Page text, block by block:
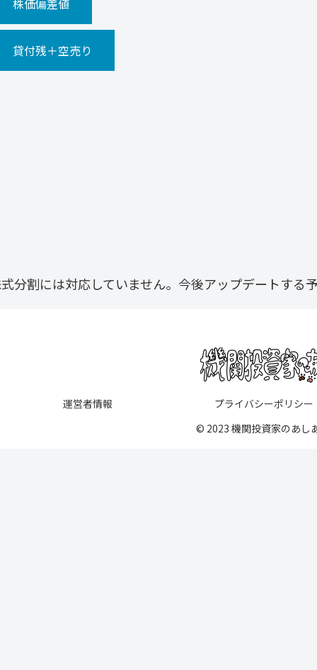
株価偏差値
貸付残＋空売り
分割には対応していません。今後アップデートする
運営者情報
プライバシーポリシー
© 2023 機関投資家のあし